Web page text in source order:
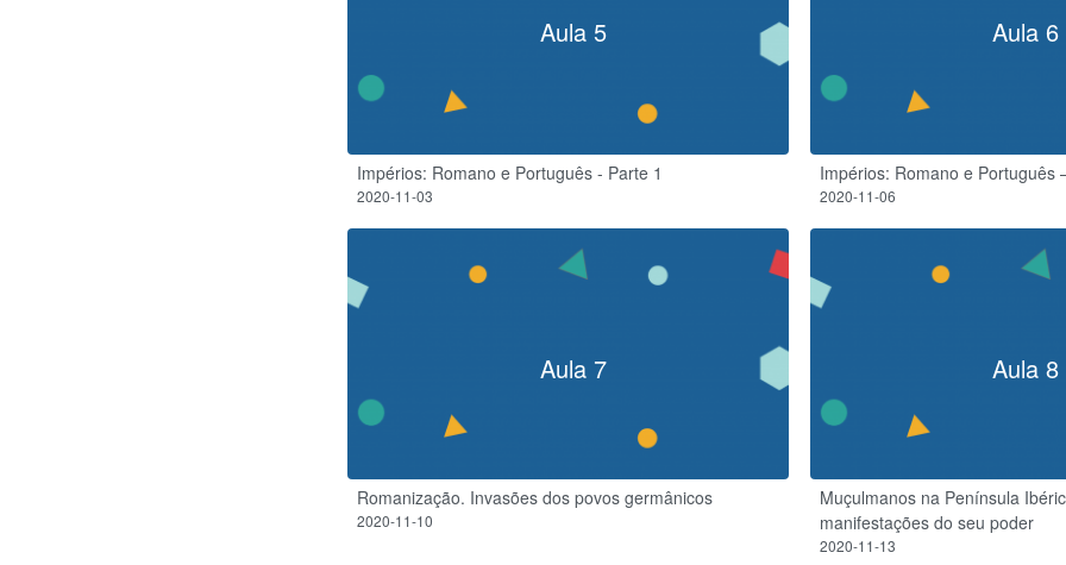
Aula 5
Impérios: Romano e Português - Parte 1
2020-11-03
Aula 6
Impérios: Romano e Português
2020-11-06
Aula 7
Romanização. Invasões dos povos germânicos
2020-11-10
Aula 8
Muçulmanos na Península
manifestações do seu poder
2020-11-13